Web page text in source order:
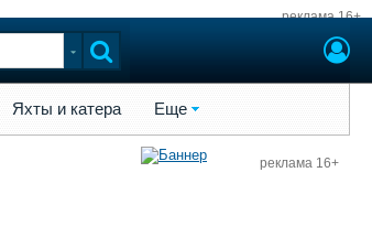
реклама 16+
Яхты и катера Еще
реклама 16+